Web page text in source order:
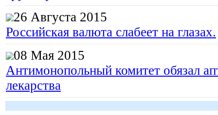
26 Августа 2015
Российская валюта слабеет на глазах.
08 Мая 2015
Антимонопольный комитет обязал
лекарства